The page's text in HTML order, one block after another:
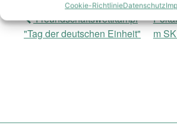
Cookie-RichtlinieDatenschutz
Freundschaftswettkampf
"Tag der deutschen Einheit"
m